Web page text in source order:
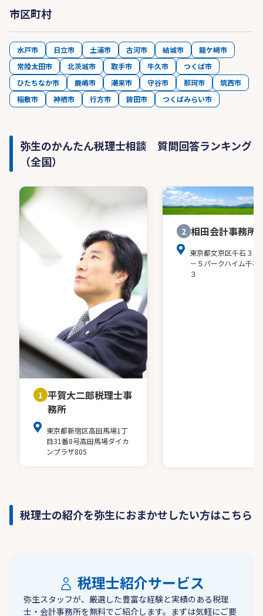
市区町村
水戸市 日立市 土浦市 古河市 結城市
龍ケ崎市
常陸太田市
北茨城市 取手市 牛久市
つくば市
ひたちなか市
鹿嶋市 潮来市 守谷市 那珂市
筑西市
稲敷市
神栖市 行方市 鉾田市 つくばみらい市
弥生のかんたん税理士相談 質問回答ランキング
（全国）
1 平賀大二郎税理士事
務所
東京都新宿区高田馬場1丁
目31番8号高田馬場ダイカ
ンプラザ805
2 相田会計事務所
東京都文京区千石３－
－５パークハイム千石
３
税理士の紹介を弥生におまかせしたい方はこちら
税理士紹介サービス
弥生スタッフが、厳選した豊富な経験と実績のある税理
士・会計事務所を無料でご紹介します。まずは気軽にご要